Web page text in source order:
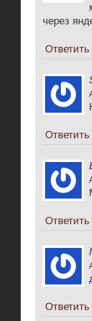
через
Ответить
Ответить
Ответить
Ответить